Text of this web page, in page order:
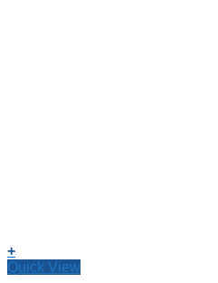
+
Quick View